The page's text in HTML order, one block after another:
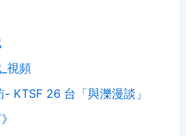
視頻
KTSF 26 台「與濼漫談」